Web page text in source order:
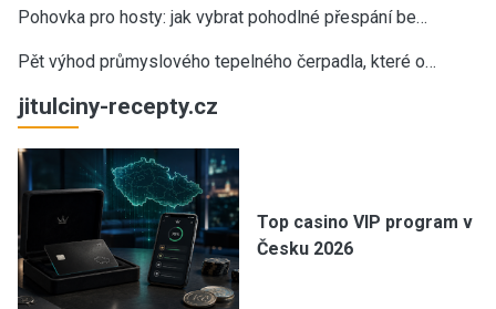
Pohovka pro hosty: jak vybrat pohodlné přespání be…
Pět výhod průmyslového tepelného čerpadla, které o…
jitulciny-recepty.cz
Top casino VIP program v
Česku 2026